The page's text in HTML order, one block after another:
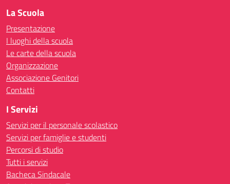
La Scuola
Presentazione
I luoghi della scuola
Le carte della scuola
Organizzazione
Associazione Genitori
Contatti
I Servizi
Servizi per il personale scolastico
Servizi per famiglie e studenti
Percorsi di studio
Tutti i servizi
Bacheca Sindacale